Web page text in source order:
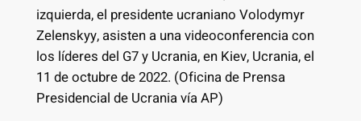
izquierda, el presidente ucraniano Volodymyr
Zelenskyy, asisten a una videoconferencia con
los líderes del G7 y Ucrania, en Kiev, Ucrania, el
11 de octubre de 2022. (Oficina de Prensa
Presidencial de Ucrania vía AP)